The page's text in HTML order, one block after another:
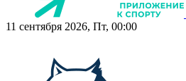
11 сентября 2026, Пт, 00:00